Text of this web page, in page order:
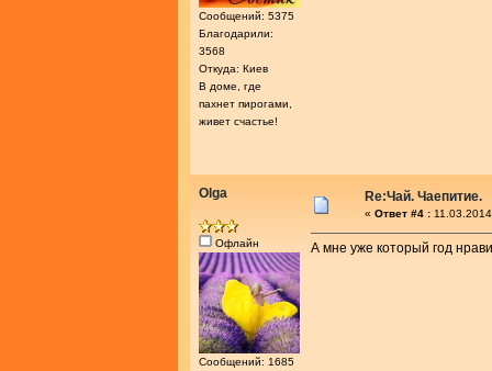
Сообщений: 5375
Благодарили:
3568
Откуда: Киев
В доме, где
пахнет пирогами,
живет счастье!
Olga
Офлайн
Сообщений: 1685
Re:Чай. Чаепитие.
« Ответ #4 :
А мне уже который год